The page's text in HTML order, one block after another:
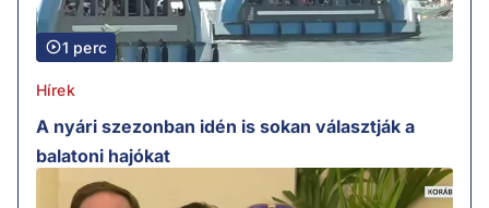
1 perc
Hírek
A nyári szezonban idén is sokan választják a
balatoni hajókat